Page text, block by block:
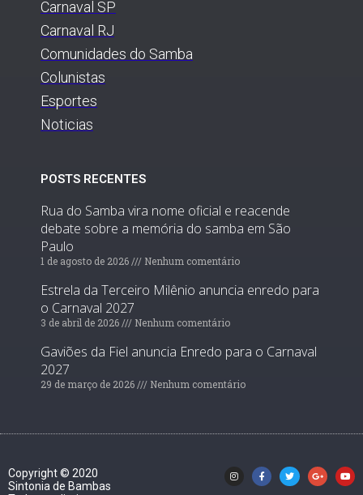
Carnaval SP
Carnaval RJ
Comunidades do Samba
Colunistas
Esportes
Noticias
POSTS RECENTES
Rua do Samba vira nome oficial e reacende
debate sobre a memória do samba em São
Paulo
1 de agosto de 2026 Nenhum comentário
Estrela da Terceiro Milênio anuncia enredo para
o Carnaval 2027
3 de abril de 2026 Nenhum comentário
Gaviões da Fiel anuncia Enredo para o Carnaval
2027
29 de março de 2026 Nenhum comentário
Copyright © 2020
Sintonia de Bambas